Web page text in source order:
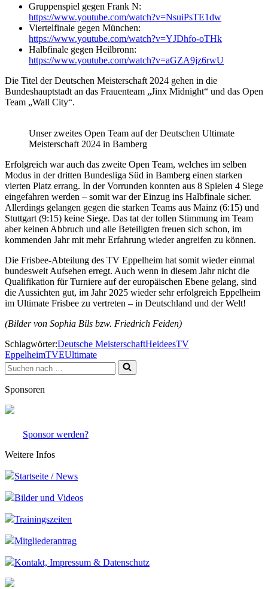
Gruppenspiel gegen Frank N:
https://www.youtube.com/watch?v=NsuiPsTE1dw
Viertelfinale gegen München:
https://www.youtube.com/watch?v=YJDhfo-oTHk
Halbfinale gegen Heilbronn:
https://www.youtube.com/watch?v=aGZA9jz6rwU
Die Titel der Deutschen Meisterschaft 2024 gehen in die
Bundeshauptstadt an das Frauenteam „Jinx Midnight“ und das Open
Team „Wall City“.
Unser zweites Open Team auf der Deutschen Ultimate
Meisterschaft 2024 in Bamberg
Erfolgreich war auch das zweite Open Team, welches im selben
Modus in der dritten Bundesliga Süd in Bamberg einen starken
vierten Platz errang. In der Vorrunden konnten aus 8 Spielen 4 Siege
eingefahren werden – somit war der Einzug ins Halbfinale sicher.
Allerdings gelangen gegen die starken Teams aus Mainz (6:15) und
Stuttgart (9:15) keine Siege. Das tat der tollen Stimmung im Team
aber keinen Abbruch und alle Beteiligten freuen sich schon, im
kommenden Jahr mit mehr Erfahrung wieder angreifen zu können.
Die Frisbee-Abteilung des TV Eppelheim hat somit wieder einmal
bundesweit Aufsehen erregt. Auch wenn in diesem Jahr nicht die
Qualifikation für Turniere auf der europäischen Ebene gelang, sind
die Aussichten gut, im Jahr 2025 wieder sehr erfolgreich Eppelheim
im Ultimate Frisbee zu vertreten – in Deutschland und der Welt!
(Bilder von Sophia Bils bzw. Friedrich Feiden)
Schlagwörter:Deutsche MeisterschaftHeideesTV
EppelheimTVEUltimate
Suchen
nach …
Sponsoren
Sponsor werden?
Weitere Infos
Startseite / News
Bilder und Videos
Trainingszeiten
Mitgliederantrag
Kontakt, Impressum & Datenschutz